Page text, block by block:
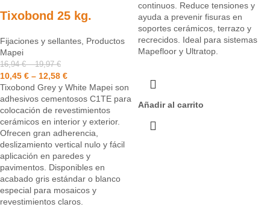
Tixobond 25 kg.
Fijaciones y sellantes Productos
Mapei
16,94€–19,97€
10,45 € – 12,58 €
Tixobond Grey y White Mapei son
adhesivos cementosos C1TE para
colocación de revestimientos
cerámicos en interior y exterior.
Ofrecen gran adherencia,
deslizamiento vertical nulo y fácil
aplicación en paredes y
pavimentos. Disponibles en
acabado gris estándar o blanco
especial para mosaicos y
revestimientos claros.
continuos. Reduce tensiones y
ayuda a prevenir fisuras en
soportes cerámicos, terrazo y
recrecidos. Ideal para sistemas
Mapefloor y Ultratop.
Añadir al carrito